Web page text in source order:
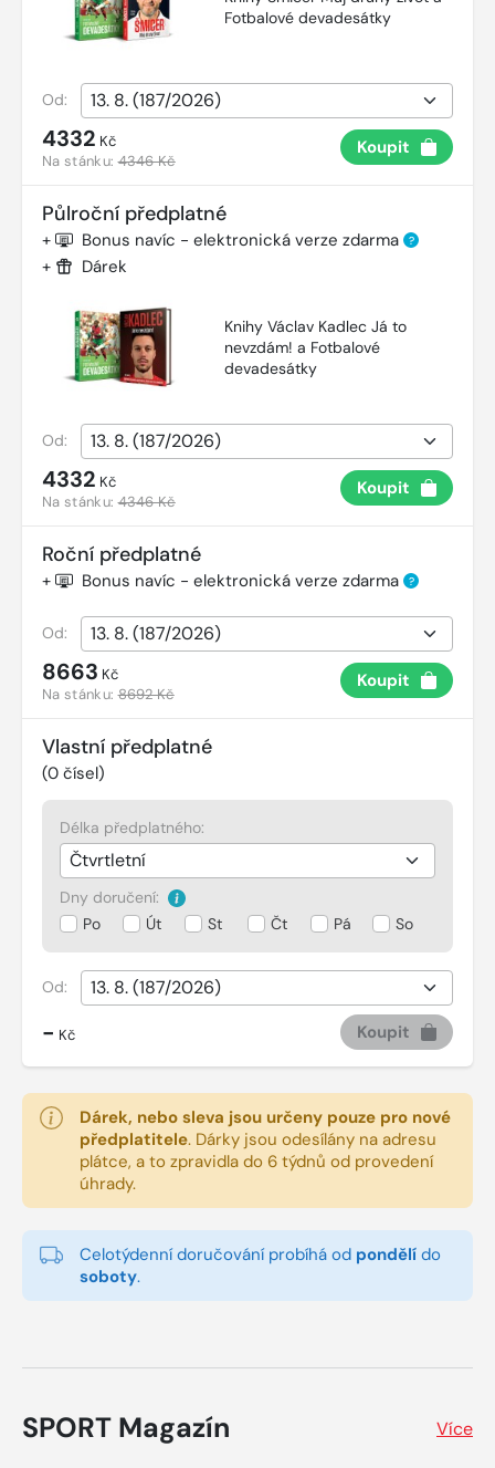
Fotbalové devadesátky
Od:
4332 Kč
Na stánku:4346 Kč
Koupit
Půlroční předplatné
+ Bonus navíc - elektronická verze zdarma ?
+ Dárek
Knihy Václav Kadlec Já to
nevzdám! a Fotbalové
devadesátky
Od:
4332 Kč
Na stánku:4346 Kč
Koupit
Roční předplatné
+ Bonus navíc - elektronická verze zdarma ?
Od:
8663 Kč
Na stánku:8692 Kč
Koupit
Vlastní předplatné
(0 čísel)
Délka předplatného:
Dny doručení:
Po
Út St Čt Pá So
Od:
- Kč Koupit
Dárek, nebo sleva jsou určeny pouze pro nové
předplatitele. Dárky jsou odesílány na adresu
plátce, a to zpravidla do 6 týdnů od provedení
úhrady.
Celotýdenní doručování probíhá od pondělí do
soboty.
SPORT Magazín Více